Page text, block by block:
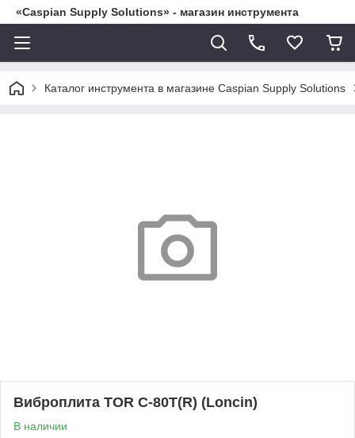
«Caspian Supply Solutions» - магазин инструмента
Каталог инструмента в магазине Caspian Supply Solutions
Виброплита TOR C-80T(R) (Loncin)
В наличии